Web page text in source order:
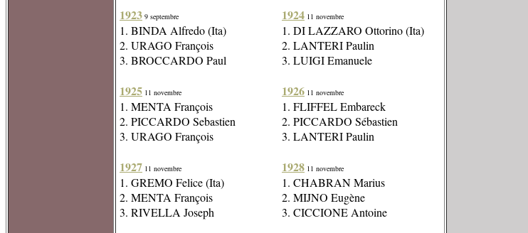
1923 9 septembre
1. BINDA Alfredo (Ita)
2. URAGO François
3. BROCCARDO Paul
1925 11 novembre
1. MENTA François
2. PICCARDO Sebastien
3. URAGO François
1927 11 novembre
1. GREMO Felice (Ita)
2. MENTA François
3. RIVELLA Joseph
1924 11 novembre
1. DI LAZZARO Ottorino (Ita)
2. LANTERI Paulin
3. LUIGI Emanuele
1926 11 novembre
1. FLIFFEL Embareck
2. PICCARDO Sébastien
3. LANTERI Paulin
1928 11 novembre
1. CHABRAN Marius
2. MIJNO Eugène
3. CICCIONE Antoine